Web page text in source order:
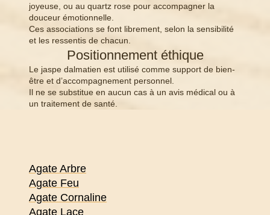
joyeuse, ou au quartz rose pour accompagner la
douceur émotionnelle.
Ces associations se font librement, selon la sensibilité
et les ressentis de chacun.
Positionnement éthique
Le jaspe dalmatien est utilisé comme support de bien-
être et d’accompagnement personnel.
Il ne se substitue en aucun cas à un avis médical ou à
un traitement de santé.
Agate Arbre
Agate Feu
Agate Cornaline
Agate Lace